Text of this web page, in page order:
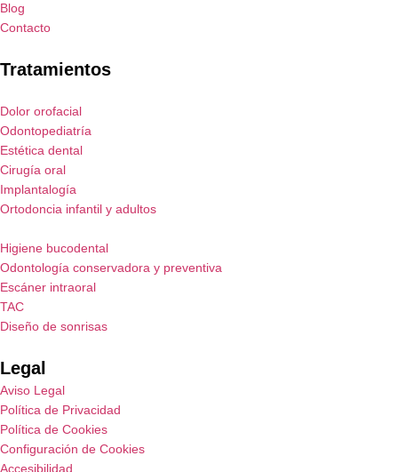
Blog
Contacto
Tratamientos
Dolor orofacial
Odontopediatría
Estética dental
Cirugía oral
Implantalogía
Ortodoncia infantil y adultos
Higiene bucodental
Odontología conservadora y preventiva
Escáner intraoral
TAC
Diseño de sonrisas
Legal
Aviso Legal
Política de Privacidad
Política de Cookies
Configuración de Cookies
Accesibilidad